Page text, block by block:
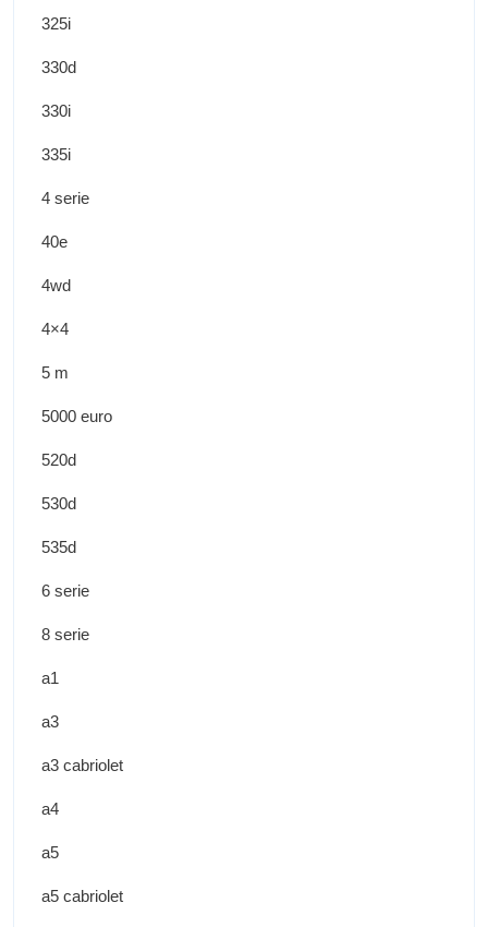
325i
330d
330i
335i
4 serie
40e
4wd
4×4
5 m
5000 euro
520d
530d
535d
6 serie
8 serie
a1
a3
a3 cabriolet
a4
a5
a5 cabriolet